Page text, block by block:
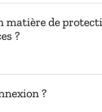
matière de
?
?